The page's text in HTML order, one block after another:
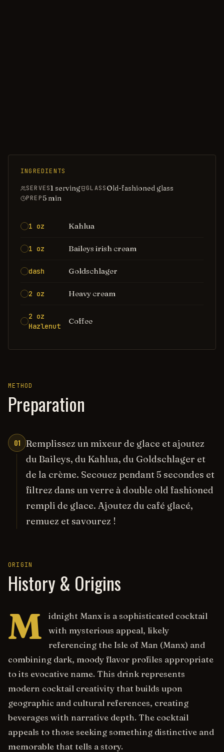
INGREDIENTS
SERVES1 serving GLASSOld-fashioned glass
PREP5min
1 oz Kahlua
1 oz Baileys irish cream
dash Goldschlager
2 oz Heavy cream
2 oz
Hazlenut
Coffee
METHOD
Preparation
01 Remplissez un mixeur de glace et ajoutez
du Baileys, du Kahlua, du Goldschlager et
de la crème. Secouez pendant 5 secondes et
filtrez dans un verre à double old fashioned
rempli de glace. Ajoutez du café glacé,
remuez et savourez !
ORIGIN
History & Origins
M
idnight Manx is a sophisticated cocktail
with mysterious appeal, likely
referencing the Isle of Man (Manx) and
combining dark, moody flavor profiles appropriate
to its evocative name. This drink represents
modern cocktail creativity that builds upon
geographic and cultural references, creating
beverages with narrative depth. The cocktail
appeals to those seeking something distinctive and
memorable that tells a story.